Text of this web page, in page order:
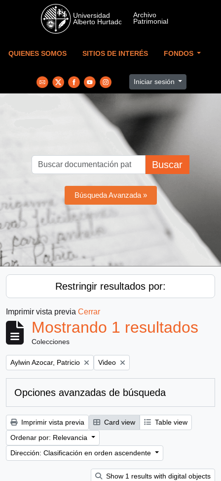
Skip to main content
QUIENES SOMOS SITIOS DE INTERÉS FONDOS
Iniciar sesión
Buscar
Búsqueda Avanzada »
Restringir resultados por:
Imprimir vista previa Cerrar
Mostrando 1 resultados
Colecciones
Remove filter:
Aylwin Azocar, Patricio Remove filter:
Video
Opciones avanzadas de búsqueda
Imprimir vista previa Card view
Table view
Ordenar por: Relevancia
Dirección: Clasificación en orden ascendente
Show 1 results with digital objects